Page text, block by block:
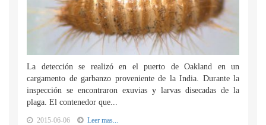
La detección se realizó en el puerto de Oakland en un
cargamento de garbanzo proveniente de la India. Durante la
inspección se encontraron exuvias y larvas disecadas de la
plaga. El contenedor que...
2015-06-06 Leer mas...